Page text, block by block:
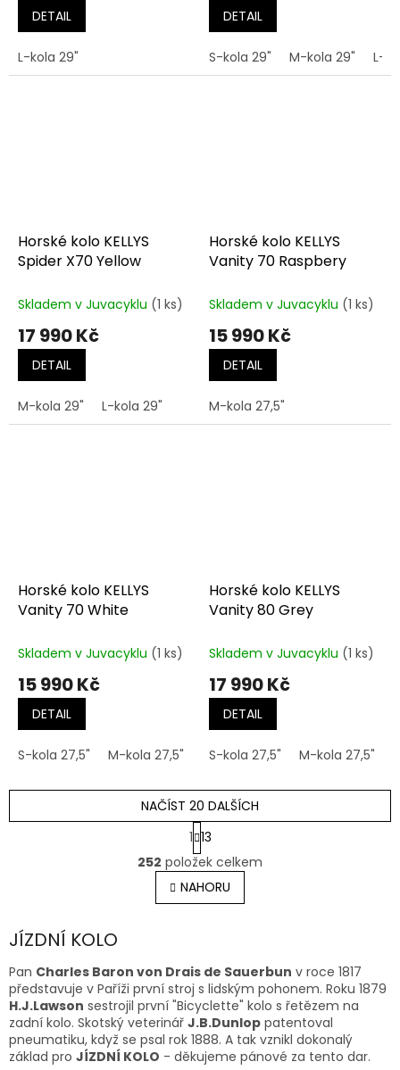
DETAIL
L-kola 29"
DETAIL
S-kola 29" M-kola 29" L-
Horské kolo KELLYS
Spider X70 Yellow
Skladem v Juvacyklu (1 ks)
17 990 Kč
DETAIL
M-kola 29" L-kola 29"
Horské kolo KELLYS
Vanity 70 Raspbery
Skladem v Juvacyklu (1 ks)
15 990 Kč
DETAIL
M-kola 27,5"
Horské kolo KELLYS
Vanity 70 White
Skladem v Juvacyklu (1 ks)
15 990 Kč
DETAIL
S-kola 27,5" M-kola 27,5"
Horské kolo KELLYS
Vanity 80 Grey
Skladem v Juvacyklu (1 ks)
17 990 Kč
DETAIL
S-kola 27,5" M-kola 27,5"
O
v
l
á
í
p
r
v
k
y
NAČÍST 20 DALŠÍCH
S
t
r
á
n
k
n
í
1 13
252 položek celkem
NAHORU
JÍZDNÍ KOLO
Pan Charles Baron von Drais de Sauerbun v roce 1817
představuje v Paříži první stroj s lidským pohonem. Roku 1879
H.J.Lawson sestrojil první "Bicyclette" kolo s řetězem na
zadní kolo. Skotský veterinář J.B.Dunlop patentoval
pneumatiku, když se psal rok 1888. A tak vznikl dokonalý
základ pro JÍZDNÍ KOLO - děkujeme pánové za tento dar.